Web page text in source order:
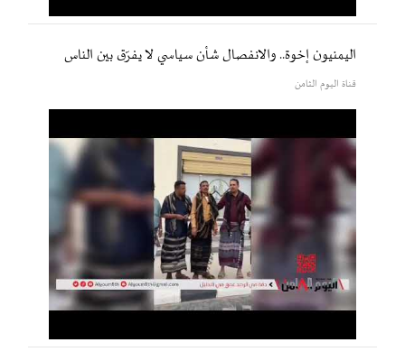
اليمنيون إخوة.. والانفصال شأن سياسي لا يفرّق بين الناس
قناة اليوم الثامن